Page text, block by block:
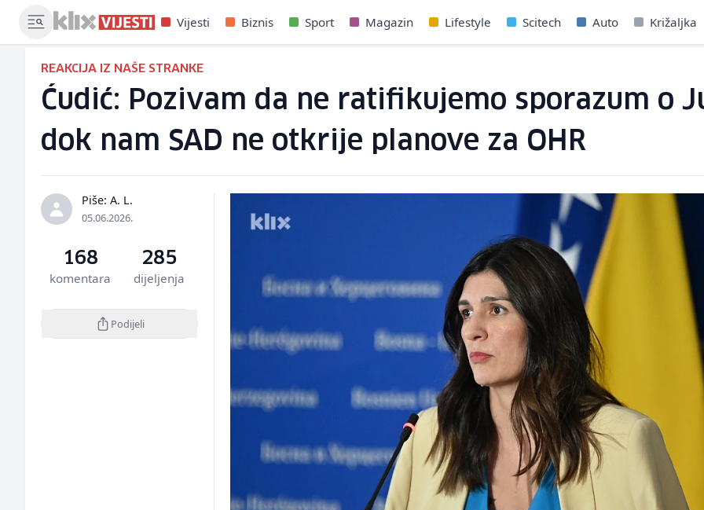
Vijesti Biznis Sport Magazin Lifestyle Scitech Auto Križaljka
REAKCIJA IZ NAŠE STRANKE
Ćudić: Pozivam da ne ratifikujemo sporazum o
dok nam SAD ne otkrije planove za OHR
Piše: A. L.
05.06.2026.
168
komentara
285
dijeljenja
Podijeli